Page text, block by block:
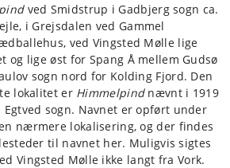
ved Smidstrup i Gadbjerg sogn ca.
i Grejsdalen ved Gammel
ved Vingsted Mølle lige
og lige øst for Spang Å mellem Gudsø
sogn nord for Kolding Fjord. Den
lokalitet er Himmelpindnævnt i 1919
sogn. Navnet er opført under
nærmere lokalisering, og der findes
til navnet her. Muligvis sigtes
Vingsted Mølle ikke langt fra Vork.